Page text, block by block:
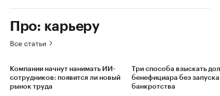
Про: карьеру
Все статьи
Компании начнут нанимать ИИ-
сотрудников: появится ли новый
рынок труда
Три способа взыскать
бенефициара без запуска
банкротства